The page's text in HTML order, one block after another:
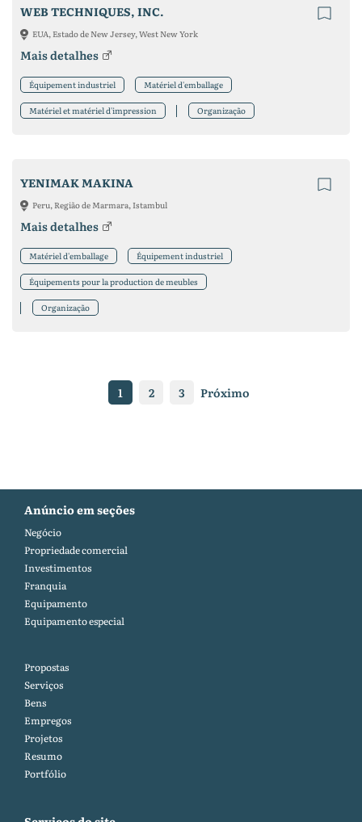
WEB TECHNIQUES, INC.
EUA, Estado de New Jersey, West New York
Mais detalhes
Équipement industriel Matériel d'emballage
Matériel et matériel d'impression Organização
YENIMAK MAKINA
Peru, Região de Marmara, Istambul
Mais detalhes
Matériel d'emballage Équipement industriel
Équipements pour la production de meubles
Organização
1 2 3 Próximo
Anúncio em seções
Negócio
Propriedade comercial
Investimentos
Franquia
Equipamento
Equipamento especial
Propostas
Serviços
Bens
Empregos
Projetos
Resumo
Portfólio